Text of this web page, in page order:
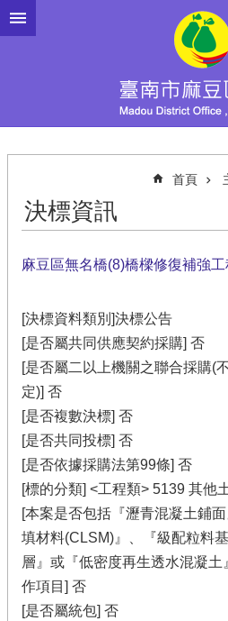
跳到主要內容區塊
首頁
決標資訊
麻豆區無名橋(8)橋樑修復補強
[決標資料類別]決標公告
[是否屬共同供應契約採購] 否
[是否屬二以上機關之聯合採購(
定)] 否
[是否複數決標] 否
[是否共同投標] 否
[是否依據採購法第99條] 否
[標的分類] <工程類> 5139 其他
[本案是否包括『瀝青混凝土鋪
填材料(CLSM)』、『級配粒料
層』或『低密度再生透水混凝
作項目] 否
[是否屬統包] 否